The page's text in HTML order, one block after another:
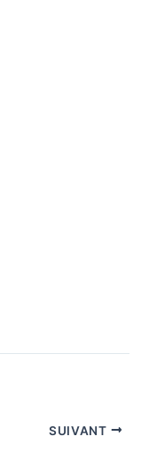
SUIVANT